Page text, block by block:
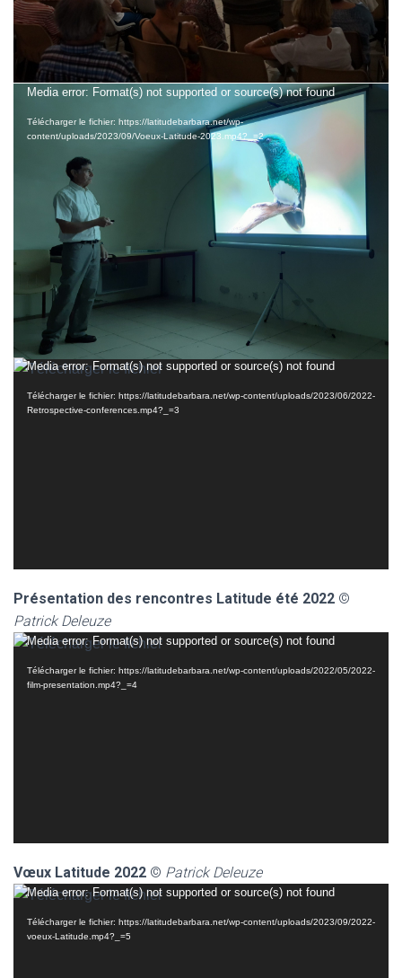
T
Vœux Latitude 2023
Lecteur
vidéo
Media error: Format(s) not supported or source(s) not found
Télécharger le fichier: https://latitudebarbara.net/wp-
content/uploads/2023/09/Voeux-Latitude-2023.mp4?_=2
Rétrospective des conférences Latitude été 2022
Patrick Deleuze
Lecteur
vidéo
Media error: Format(s) not supported or source(s) not found
Télécharger le fichier: https://latitudebarbara.net/wp-content/uploads/2023/06/2022-
Retrospective-conferences.mp4?_=3
Présentation des rencontres Latitude été 2022 ©
Patrick Deleuze
Lecteur
vidéo
Media error: Format(s) not supported or source(s) not found
Télécharger le fichier: https://latitudebarbara.net/wp-content/uploads/2022/05/2022-
film-presentation.mp4?_=4
Vœux Latitude 2022 © Patrick Deleuze
Lecteur
vidéo
Media error: Format(s) not supported or source(s) not found
Télécharger le fichier: https://latitudebarbara.net/wp-content/uploads/2023/09/2022-
voeux-Latitude.mp4?_=5